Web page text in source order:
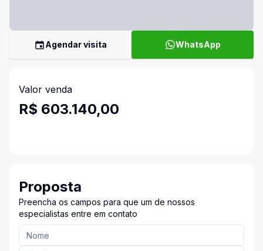
Agendar visita WhatsApp
Valor venda
R$ 603.140,00
Proposta
Preencha os campos para que um de nossos
especialistas entre em contato